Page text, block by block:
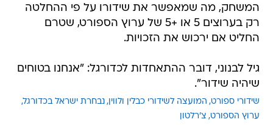
המשחק, מה שמאפשר את שידורו על פי ההחלטה
רק בערוצים 5 או +5 של ערוץ הספורט, שטרם
החליט אם ירכוש את הזכויות.
גיל לבנוני, דובר ההתאחדות לכדורגל: "אנחנו בטוחים
שיהיה שידור".
שידורי ספורט המועצה לשידורי כבלין ולווין נבחרת ישראל בכדורגל
ערוץ הספורט צ'רלטון